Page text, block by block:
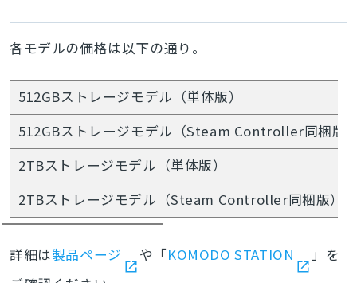
ックパッドを搭載し、
充電とワイヤレス送信
機を兼ねた「Puck」も
付属したゲームパッド
各モデルの価格は以下の通り。
512GBストレージモデル（単体版）
512GBストレージモデル（Steam Controller同梱版
2TBストレージモデル（単体版）
2TBストレージモデル（Steam Controller同梱版）
詳細は製品ページ や「KOMODO STATION
」を